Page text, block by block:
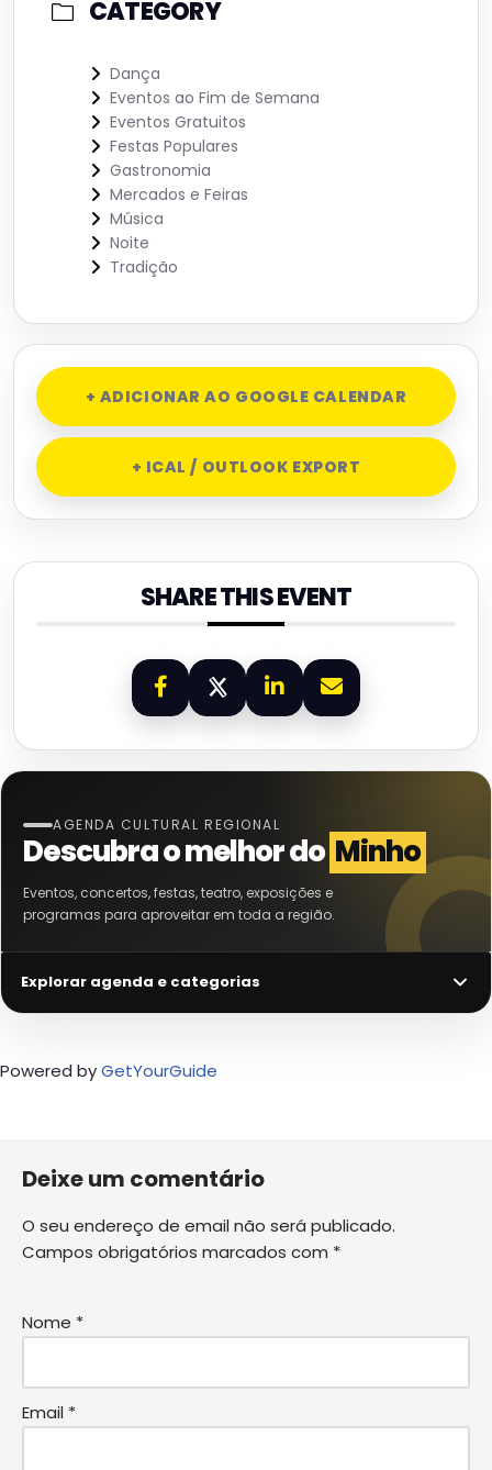
CATEGORY
Dança
Eventos ao Fim de Semana
Eventos Gratuitos
Festas Populares
Gastronomia
Mercados e Feiras
Música
Noite
Tradição
+ ADICIONAR AO GOOGLE CALENDAR
+ ICAL / OUTLOOK EXPORT
SHARE THIS EVENT
AGENDA CULTURAL REGIONAL
Descubra o melhor do Minho
Eventos, concertos, festas, teatro, exposições e
programas para aproveitar em toda a região.
Explorar agenda e categorias
Powered byGetYourGuide
Deixe um comentário
O seu endereço de email não será publicado.
Campos obrigatórios marcados com *
Nome *
Email *